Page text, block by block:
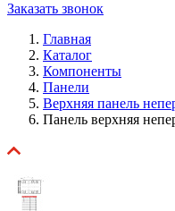
Заказать звонок
Главная
Каталог
Компоненты
Панели
Верхняя панель
Панель верхняя